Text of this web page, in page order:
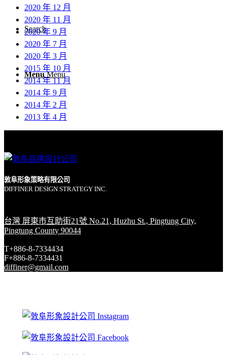
Search
Menu Menu
2020 年 12 月
2020 年 11 月
2020 年 9 月
2020 年 7 月
2020 年 3 月
2015 年 10 月
2014 年 11 月
2014 年 9 月
2014 年 2 月
2013 年 4 月
敦阜形象策略有限公司
DIFFINER DESIGN STRATEGY INC.
台灣 屏東市互助街21號 No.21, Huzhu St., Pingtung City,
Pingtung County 90044
T+886-8-7334434
F+886-8-7334431
diffiner@gmail.com